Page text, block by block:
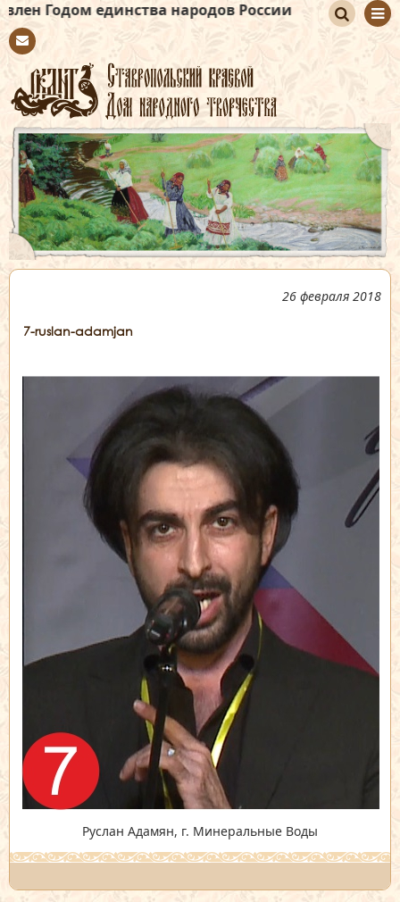
единства народов России
tact
иск
26 февраля 2018
7-ruslan-adamjan
Руслан Адамян, г. Минеральные Воды